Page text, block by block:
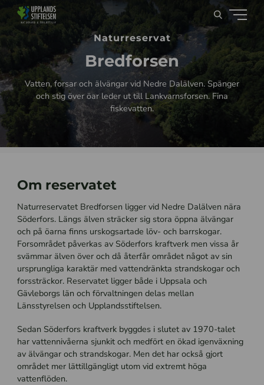
Naturreservat
Bredforsen
Vatten, forsar och älvängar vid Nedre Dalälven. Spänger
och stig över öar leder ut till Lankvarnsforsen. Fina
fiskevatten.
Om reservatet
Naturreservatet Bredforsen ligger vid Nedre Dalälven nära
Söderfors. Längs älven sträcker sig stora öppna älvängar
och på öarna finns urskogsartade löv- och barrskogar.
Forsområdet påverkas av Söderfors kraftverk men vissa år
svämmar älven över och då återfår området något av sin
ursprungliga karaktär med vattendränkta strandskogar och
forssträckor. Reservatet ligger både i Uppsala och
Gävleborgs län och förvaltningen delas mellan
Länsstyrelsen och Upplandsstiftelsen.
Sedan Söderfors kraftverk byggdes i slutet av 1970-talet
har vattennivåerna sjunkit och medfört en ökad igenväxning
av älvängar och strandskogar. Men det har också gjort
området mer lättillgängligt utom vid extremt höga
vattenflöden.